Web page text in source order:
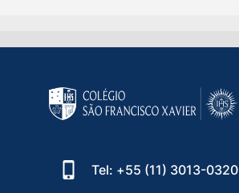
Tel: +55 (11) 3013-0320